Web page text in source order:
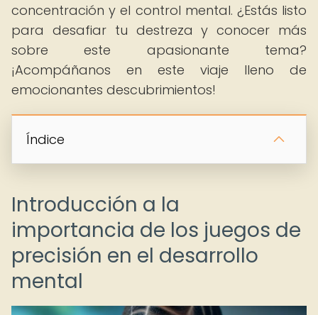
concentración y el control mental. ¿Estás listo
para desafiar tu destreza y conocer más
sobre este apasionante tema?
¡Acompáñanos en este viaje lleno de
emocionantes descubrimientos!
Índice
Introducción a la
importancia de los juegos de
precisión en el desarrollo
mental